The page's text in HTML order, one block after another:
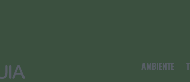
AMBIENTE